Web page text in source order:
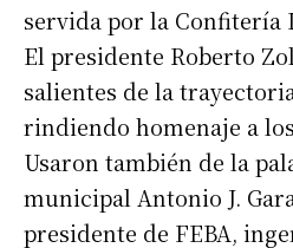
servida por la Confitería
El presidente Roberto
salientes de la
rindiendo homenaje a
Usaron también de la
municipal Antonio J.
presidente de FEBA,